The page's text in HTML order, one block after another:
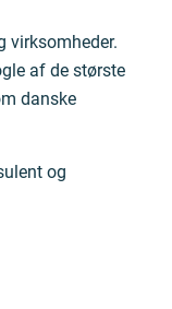
virksomheder.
af de største
danske
og